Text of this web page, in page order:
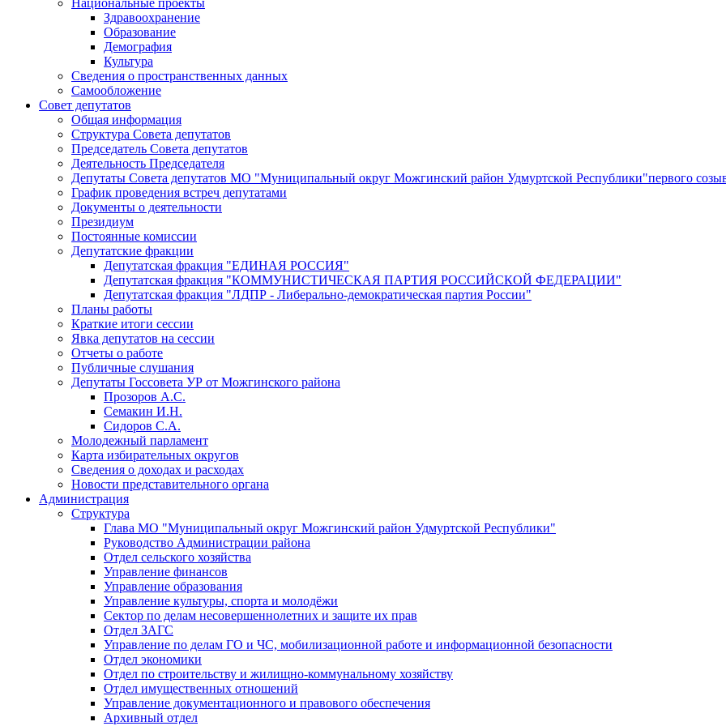
Здравоохранение
Образование
Демография
Культура
Сведения о пространственных данных
Самообложение
Совет депутатов
Общая информация
Структура Совета депутатов
Председатель Совета депутатов
Деятельность Председателя
Депутаты Совета депутатов МО "Муниципальный округ Можгинский район Удмуртской Республики"первого
График проведения встреч депутатами
Документы о деятельности
Президиум
Постоянные комиссии
Депутатские фракции
Депутатская фракция "ЕДИНАЯ РОССИЯ"
Депутатская фракция "КОММУНИСТИЧЕСКАЯ ПАРТИЯ РОССИЙСКОЙ ФЕДЕРАЦИИ"
Депутатская фракция "ЛДПР - Либерально-демократическая партия России"
Планы работы
Краткие итоги сессии
Явка депутатов на сессии
Отчеты о работе
Публичные слушания
Депутаты Госсовета УР от Можгинского района
Прозоров А.С.
Семакин И.Н.
Сидоров С.А.
Молодежный парламент
Карта избирательных округов
Сведения о доходах и расходах
Новости представительного органа
Администрация
Структура
Глава МО "Муниципальный округ Можгинский район Удмуртской Республики"
Руководство Администрации района
Отдел сельского хозяйства
Управление финансов
Управление образования
Управление культуры, спорта и молодёжи
Сектор по делам несовершеннолетних и защите их прав
Отдел ЗАГС
Управление по делам ГО и ЧС, мобилизационной работе и информационной безопасности
Отдел экономики
Отдел по строительству и жилищно-коммунальному хозяйству
Отдел имущественных отношений
Управление документационного и правового обеспечения
Архивный отдел